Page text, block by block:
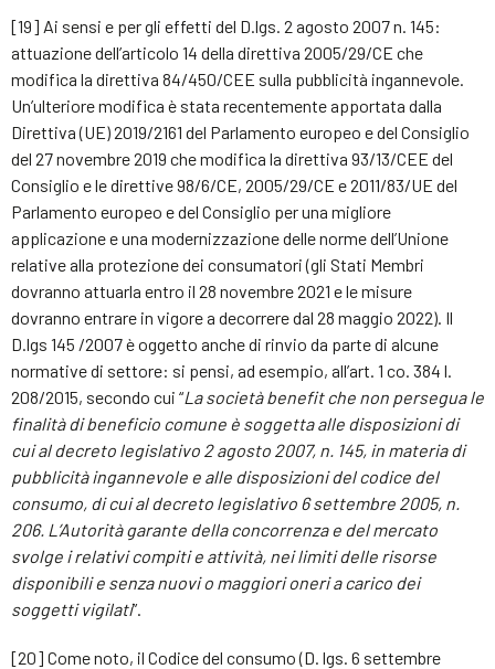
[19] Ai sensi e per gli effetti del D.lgs. 2 agosto 2007 n. 145:
attuazione dell’articolo 14 della direttiva 2005/29/CE che
modifica la direttiva 84/450/CEE sulla pubblicità ingannevole.
Un’ulteriore modifica è stata recentemente apportata dalla
Direttiva (UE) 2019/2161 del Parlamento europeo e del Consiglio
del 27 novembre 2019 che modifica la direttiva 93/13/CEE del
Consiglio e le direttive 98/6/CE, 2005/29/CE e 2011/83/UE del
Parlamento europeo e del Consiglio per una migliore
applicazione e una modernizzazione delle norme dell’Unione
relative alla protezione dei consumatori (gli Stati Membri
dovranno attuarla entro il 28 novembre 2021 e le misure
dovranno entrare in vigore a decorrere dal 28 maggio 2022). Il
D.lgs 145 /2007 è oggetto anche di rinvio da parte di alcune
normative di settore: si pensi, ad esempio, all’art. 1 co. 384 l.
208/2015, secondo cui “La società benefit che non persegua le
finalità di beneficio comune è soggetta alle disposizioni di
cui al decreto legislativo 2 agosto 2007, n. 145, in materia di
pubblicità ingannevole e alle disposizioni del codice del
consumo, di cui al decreto legislativo 6 settembre 2005, n.
206. L’Autorità garante della concorrenza e del mercato
svolge i relativi compiti e attività, nei limiti delle risorse
disponibili e senza nuovi o maggiori oneri a carico dei
soggetti vigilati”.
[20] Come noto, il Codice del consumo (D. lgs. 6 settembre